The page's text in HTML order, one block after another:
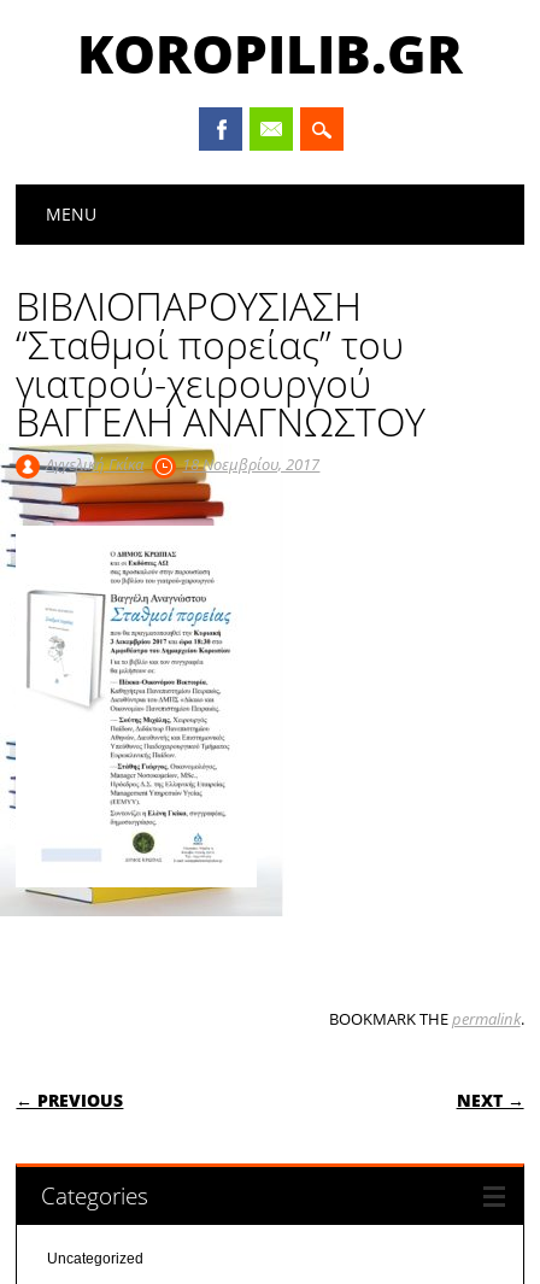
KOROPILIB.GR
Main menu
MENU
ΒΙΒΛΙΟΠΑΡΟΥΣΙΑΣΗ
“Σταθμοί πορείας” του
γιατρού-χειρουργού
ΒΑΓΓΕΛΗ ΑΝΑΓΝΩΣΤΟΥ
Αγγελική Γκίκα 18 Νοεμβρίου, 2017
BOOKMARK THEpermalink.
POST NAVIGATION
← PREVIOUS NEXT →
Categories
Uncategorized